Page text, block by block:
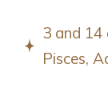
3 and 14
Pisces,